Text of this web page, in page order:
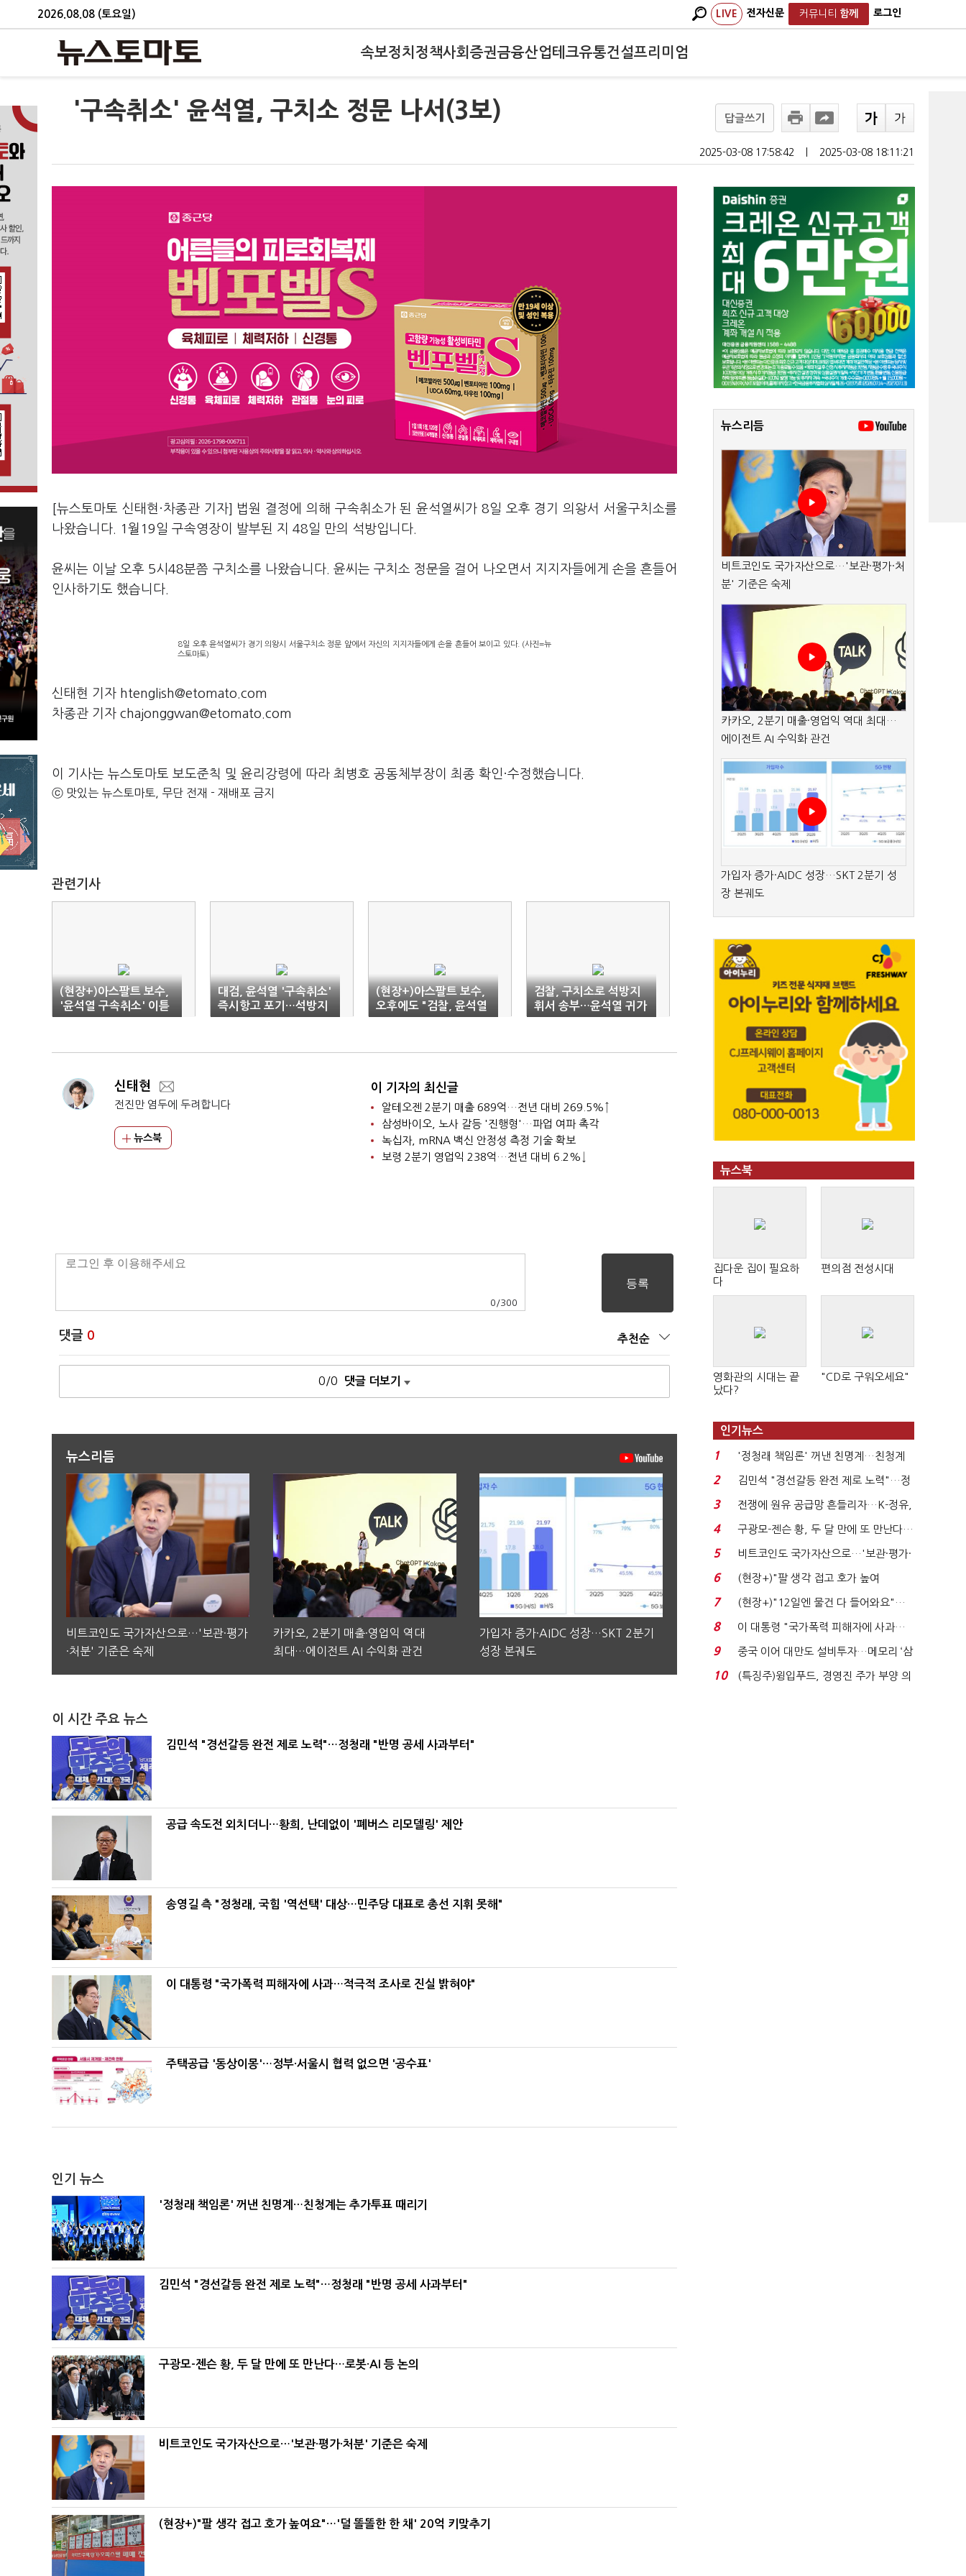
2026.08.08 (토요일) LIVE 전자신문 커뮤니티 함께 로그인
속보정치 정책사회 증권금융산업테크유통건설프리미엄
'구속취소' 윤석열, 구치소 정문 나서(3보) 답글쓰기
2025-03-08 17:58:42 2025-03-08 18:11:21
[뉴스토마토 신태현·차종관 기자] 법원 결정에 의해 구속취소가 된 윤석열씨가 8일 오후 경기 의왕서 서울구치소를
나왔습니다. 1월19일 구속영장이 발부된 지 48일 만의 석방입니다.
윤씨는 이날 오후 5시48분쯤 구치소를 나왔습니다. 윤씨는 구치소 정문을 걸어 나오면서 지지자들에게 손을 흔들어
인사하기도 했습니다.
8일 오후 윤석열씨가 경기 의왕시 서울구치소 정문 앞에서 자신의 지지자들에게 손을 흔들어 보이고 있다. (사진=뉴
스토마토)
신태현 기자 htenglish@etomato.com
차종관 기자 chajonggwan@etomato.com
이 기사는 뉴스토마토 보도준칙 및 윤리강령에 따라 최병호 공동체부장이 최종 확인·수정했습니다.
ⓒ 맛있는 뉴스토마토, 무단 전재 - 재배포 금지
관련기사
(현장+)아스팔트 보수,
'윤석열 구속취소' 이튿
날도 관저·구치소 앞에
대검, 윤석열 '구속취소'
즉시항고 포기…석방지
휘 결론(1보)
(현장+)아스팔트 보수,
오후에도 "검찰, 윤석열
구속취소 이행하라"
검찰, 구치소로 석방지
휘서 송부…윤석열 귀가
절차 돌입(2보)
신태현
전진만 염두에 두려합니다
뉴스북
이 기자의 최신글
알테오젠 2분기 매출 689억…전년 대비 269.5%↑
삼성바이오, 노사 갈등 '진행형'…파업 여파 촉각
녹십자, mRNA 백신 안정성 측정 기술 확보
보령 2분기 영업익 238억…전년 대비 6.2%↓
0 /300
댓글 0 추천순
0/0 댓글 더보기
뉴스리듬
비트코인도 국가자산으로…'보관·평가
·처분' 기준은 숙제
카카오, 2분기 매출·영업익 역대
최대…에이전트 AI 수익화 관건
가입자 증가·AIDC 성장…SKT 2분기
성장 본궤도
이 시간 주요 뉴스
김민석 "경선갈등 완전 제로 노력"…정청래 "반명 공세 사과부터"
공급 속도전 외치더니…황희, 난데없이 '폐버스 리모델링' 제안
송영길 측 "정청래, 국힘 '역선택' 대상…민주당 대표로 총선 지휘 못해"
이 대통령 "국가폭력 피해자에 사과…적극적 조사로 진실 밝혀야"
주택공급 '동상이몽'…정부·서울시 협력 없으면 '공수표'
인기 뉴스
'정청래 책임론' 꺼낸 친명계…친청계는 추가투표 때리기
김민석 "경선갈등 완전 제로 노력"…정청래 "반명 공세 사과부터"
구광모-젠슨 황, 두 달 만에 또 만난다…로봇·AI 등 논의
비트코인도 국가자산으로…'보관·평가·처분' 기준은 숙제
(현장+)"팔 생각 접고 호가 높여요"…'덜 똘똘한 한 채' 20억 키맞추기
뉴스리듬
비트코인도 국가자산으로…'보관·평가·처
분' 기준은 숙제
카카오, 2분기 매출·영업익 역대 최대…
에이전트 AI 수익화 관건
가입자 증가·AIDC 성장…SKT 2분기 성
장 본궤도
뉴스북
집다운 집이 필요하
다
편의점 전성시대
영화관의 시대는 끝
났다?
"CD로 구워오세요"
인기뉴스
1
'정청래 책임론' 꺼낸 친명계…친청계
는 추가투표 때리기...
2
김민석 "경선갈등 완전 제로 노력"…정
청래 "반명 공세 사...
3
전쟁에 원유 공급망 흔들리자…K-정유,
에너지안보 핵심...
4
구광모-젠슨 황, 두 달 만에 또 만난다…
로봇·AI 등 논...
5
비트코인도 국가자산으로…'보관·평가·
처분' 기준은 ...
6
(현장+)"팔 생각 접고 호가 높여
요"…'덜 똘똘한 한 채' 20...
7
(현장+)"12일엔 물건 다 들어와요"…
빈 매대 채우며 문 연 ...
8
이 대통령 "국가폭력 피해자에 사과…
적극적 조사로 진...
9
중국 이어 대만도 설비투자…메모리 ‘삼
국전쟁’
10
(특징주)윙입푸드, 경영진 주가 부양 의